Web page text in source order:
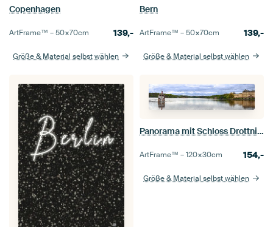
Copenhagen
ArtFrame™ –50×70cm 139,-
Größe & Material selbst wählen
Bern
ArtFrame™ –50×70cm 139,-
Größe & Material selbst wählen
Panorama mit Schloss Drottningholm und Fährschiff
ArtFrame™ –120×30cm 154,-
Größe & Material selbst wählen